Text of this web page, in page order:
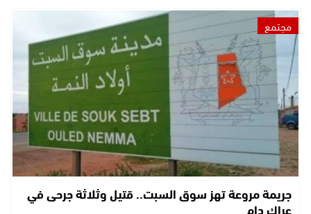
مجتمع
جريمة مروعة تهز سوق السبت.. قتيل وثلاثة جرحى في
عراك دام